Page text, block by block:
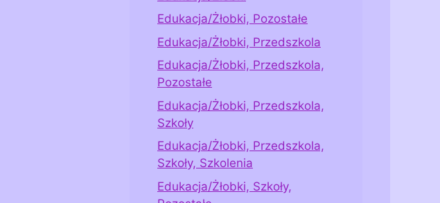
Edukacja/Żłobki, Pozostałe
Edukacja/Żłobki, Przedszkola
Edukacja/Żłobki, Przedszkola,
Pozostałe
Edukacja/Żłobki, Przedszkola,
Szkoły
Edukacja/Żłobki, Przedszkola,
Szkoły, Szkolenia
Edukacja/Żłobki, Szkoły,